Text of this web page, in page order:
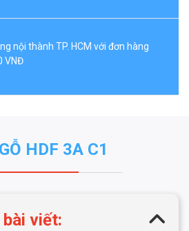
nội thành TP. HCM với đơn hàng
VNĐ
HDF 3A C1
viết: